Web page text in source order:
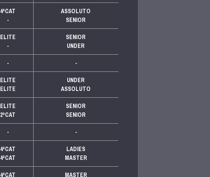
4ªCAT
-
ASSOLUTO
SENIOR
ELITE
-
SENIOR
UNDER
-
-
ELITE
ELITE
UNDER
ASSOLUTO
ELITE
2ªCAT
SENIOR
SENIOR
-
-
4ªCAT
4ªCAT
LADIES
MASTER